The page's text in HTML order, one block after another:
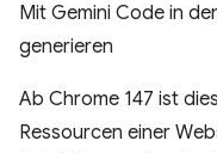
Mit Gemini Code in
generieren
Ab Chrome 147 ist
Ressourcen einer